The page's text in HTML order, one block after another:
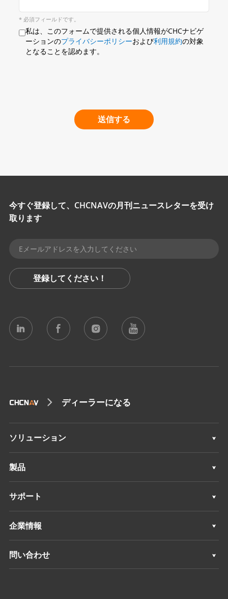
* 必須フィールドです。
私は、このフォームで提供される個人情報がCHCナビゲ
ーションのプライバシーポリシーおよび利用規約の対象
となることを認めます。
送信する
今すぐ登録して、CHCNAVの月刊ニュースレターを受け
取ります
登録してください！
ディーラーになる
ソリューション
ソリューション
製品
自動操縦システム
整地システム
サポート
サポート
企業情報
概要
問い合わせ